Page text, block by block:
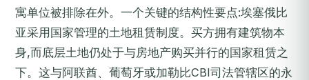
寓单位被排除在外。一个关键的结构性要点:埃塞俄比
亚采用国家管理的土地租赁制度。买方拥有建筑物本
身,而底层土地仍处于与房地产购买并行的国家租赁之
下。这与阿联酋、葡萄牙或加勒比CBI司法管辖区的永